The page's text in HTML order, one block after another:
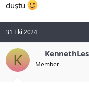
düştü
31 Eki 2024
K KennethLes
Member